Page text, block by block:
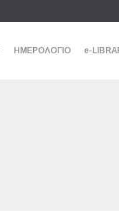
ΗΜΕΡΟΛΟΓΙΟ e-